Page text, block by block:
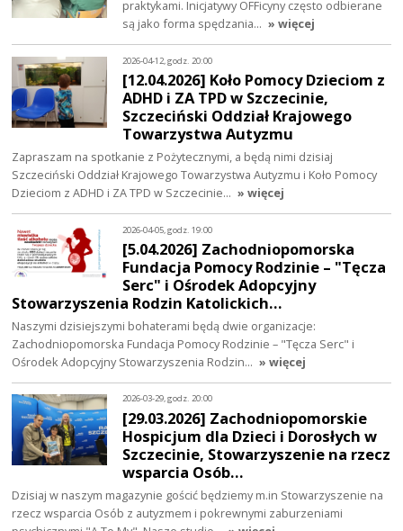
praktykami. Inicjatywy OFFicyny często odbierane
są jako forma spędzania… » więcej
2026-04-12, godz. 20:00
[12.04.2026] Koło Pomocy Dzieciom z
ADHD i ZA TPD w Szczecinie,
Szczeciński Oddział Krajowego
Towarzystwa Autyzmu
Zapraszam na spotkanie z Pożytecznymi, a będą nimi dzisiaj
Szczeciński Oddział Krajowego Towarzystwa Autyzmu i Koło Pomocy
Dzieciom z ADHD i ZA TPD w Szczecinie… » więcej
2026-04-05, godz. 19:00
[5.04.2026] Zachodniopomorska
Fundacja Pomocy Rodzinie – "Tęcza
Serc" i Ośrodek Adopcyjny
Stowarzyszenia Rodzin Katolickich…
Naszymi dzisiejszymi bohaterami będą dwie organizacje:
Zachodniopomorska Fundacja Pomocy Rodzinie – "Tęcza Serc" i
Ośrodek Adopcyjny Stowarzyszenia Rodzin… » więcej
2026-03-29, godz. 20:00
[29.03.2026] Zachodniopomorskie
Hospicjum dla Dzieci i Dorosłych w
Szczecinie, Stowarzyszenie na rzecz
wsparcia Osób…
Dzisiaj w naszym magazynie gościć będziemy m.in Stowarzyszenie na
rzecz wsparcia Osób z autyzmem i pokrewnymi zaburzeniami